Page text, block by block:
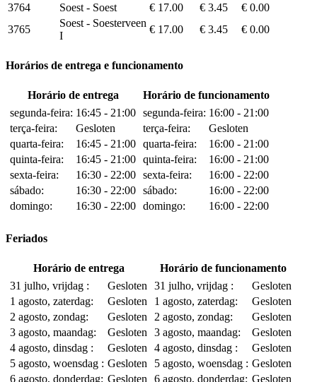
3764
Soest - Soest € 17.00 € 3.45
€ 0.00
3765
Soest - Soesterveen
I
€ 17.00 € 3.45 € 0.00
Horários de entrega e funcionamento
Horário de entrega
Horário de funcionamento
segunda-feira: 16:45 - 21:00
terça-feira:
Gesloten
quarta-feira:
16:45 - 21:00
quinta-feira:
16:45 - 21:00
sexta-feira:
16:30 - 22:00
sábado:
16:30 - 22:00
domingo:
16:30 - 22:00
segunda-feira: 16:00 - 21:00
terça-feira:
Gesloten
quarta-feira:
16:00 - 21:00
quinta-feira:
16:00 - 21:00
sexta-feira:
16:00 - 22:00
sábado:
16:00 - 22:00
domingo:
16:00 - 22:00
Feriados
Horário de entrega
Horário de funcionamento
31 julho, vrijdag :
Gesloten
1 agosto, zaterdag:
Gesloten
2 agosto, zondag:
Gesloten
3 agosto, maandag:
Gesloten
4 agosto, dinsdag :
Gesloten
5 agosto, woensdag : Gesloten
6 agosto, donderdag: Gesloten
31 julho, vrijdag :
Gesloten
1 agosto, zaterdag:
Gesloten
2 agosto, zondag:
Gesloten
3 agosto, maandag:
Gesloten
4 agosto, dinsdag :
Gesloten
5 agosto, woensdag : Gesloten
6 agosto, donderdag: Gesloten